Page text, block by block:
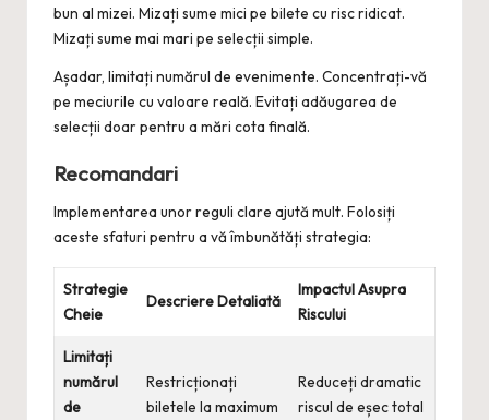
bun al mizei. Mizați sume mici pe bilete cu risc ridicat.
Mizați sume mai mari pe selecții simple.
Așadar, limitați numărul de evenimente. Concentrați-vă
pe meciurile cu valoare reală. Evitați adăugarea de
selecții doar pentru a mări cota finală.
Recomandari
Implementarea unor reguli clare ajută mult. Folosiți
aceste sfaturi pentru a vă îmbunătăți strategia:
Strategie
Cheie
Descriere Detaliată
Impactul Asupra
Riscului
Limitați
numărul
de
Restricționați
biletele la maximum
Reduceți dramatic
riscul de eșec total